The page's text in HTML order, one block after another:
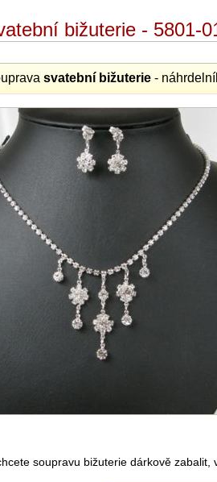
bižuterie - 5801-
svatební bižuterie-
soupravu bižuterie dárkově zabalit,